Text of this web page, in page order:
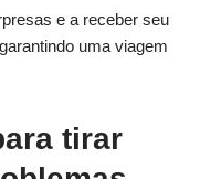
e a receber seu
uma viagem
tirar